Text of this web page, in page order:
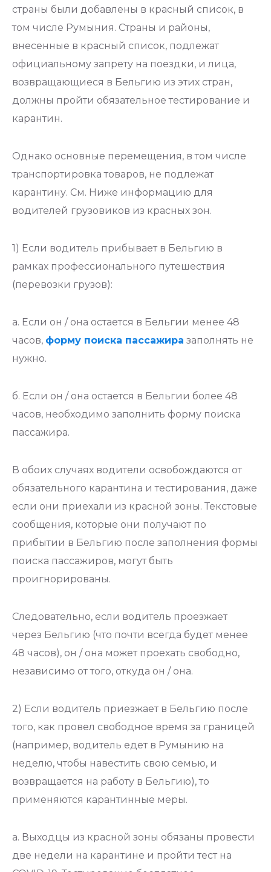
страны были добавлены в красный список, в
том числе Румыния. Страны и районы,
внесенные в красный список, подлежат
официальному запрету на поездки, и лица,
возвращающиеся в Бельгию из этих стран,
должны пройти обязательное тестирование и
карантин.
Однако основные перемещения, в том числе
транспортировка товаров, не подлежат
карантину. См. Ниже информацию для
водителей грузовиков из красных зон.
1) Если водитель прибывает в Бельгию в
рамках профессионального путешествия
(перевозки грузов):
а. Если он / она остается в Бельгии менее 48
часов, форму поиска пассажира заполнять не
нужно.
б. Если он / она остается в Бельгии более 48
часов, необходимо заполнить форму поиска
пассажира.
В обоих случаях водители освобождаются от
обязательного карантина и тестирования, даже
если они приехали из красной зоны. Текстовые
сообщения, которые они получают по
прибытии в Бельгию после заполнения формы
поиска пассажиров, могут быть
проигнорированы.
Следовательно, если водитель проезжает
через Бельгию (что почти всегда будет менее
48 часов), он / она может проехать свободно,
независимо от того, откуда он / она.
2) Если водитель приезжает в Бельгию после
того, как провел свободное время за границей
(например, водитель едет в Румынию на
неделю, чтобы навестить свою семью, и
возвращается на работу в Бельгию), то
применяются карантинные меры.
а. Выходцы из красной зоны обязаны провести
две недели на карантине и пройти тест на